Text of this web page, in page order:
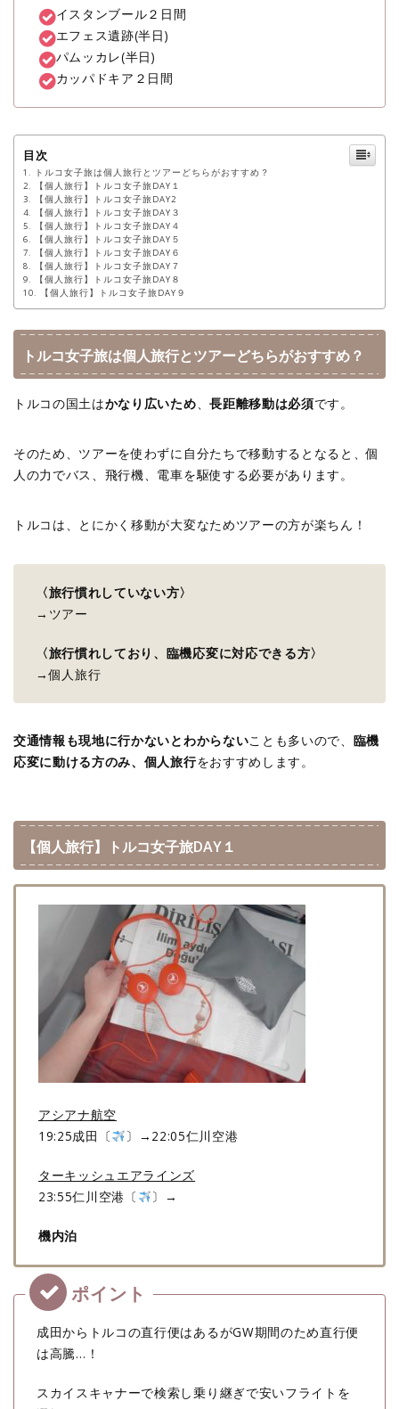
イスタンブール２日間
エフェス遺跡(半日)
パムッカレ(半日)
カッパドキア２日間
目次
トルコ女子旅は個人旅行とツアーどちらがおすすめ？
【個人旅行】トルコ女子旅DAY１
【個人旅行】トルコ女子旅DAY2
【個人旅行】トルコ女子旅DAY３
【個人旅行】トルコ女子旅DAY４
【個人旅行】トルコ女子旅DAY５
【個人旅行】トルコ女子旅DAY６
【個人旅行】トルコ女子旅DAY７
【個人旅行】トルコ女子旅DAY８
【個人旅行】トルコ女子旅DAY９
トルコ女子旅は個人旅行とツアーどちらがおすすめ？
トルコの国土はかなり広いため 、長距離移動は必須です。
そのため、ツアーを使わずに自分たちで移動するとなると、個
人の力でバス、飛行機、電車を駆使する必要があります。
トルコは、とにかく移動が大変なためツアーの方が楽ちん！
〈旅行慣れしていない方〉
→ツアー
〈旅行慣れしており、臨機応変に対応できる方〉
→個人旅行
交通情報も現地に行かないとわからないことも多いので、 臨機
応変に動ける方のみ、個人旅行をおすすめします。
【個人旅行】トルコ女子旅DAY１
アシアナ航空
19:25成田〔
〕→22:05仁川空港
ターキッシュエアラインズ
23:55仁川空港〔
〕→
機内泊
成田からトルコの直行便はあるがGW期間のため直行便
は高騰…！
スカイスキャナーで検索し乗り継ぎで安いフライトを